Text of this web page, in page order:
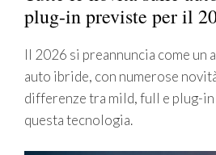
plug-in previste per il
Il 2026 si preannuncia come un
auto ibride, con numerose
differenze tra mild, full e plug-in
questa tecnologia.